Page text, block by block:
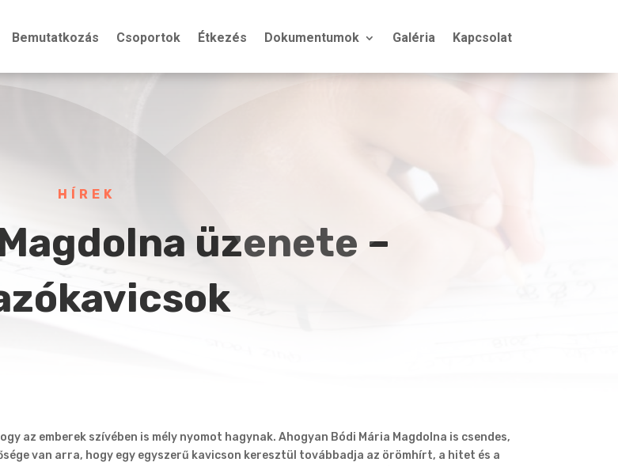
Bemutatkozás Csoportok Étkezés Dokumentumok Galéria Kapcsolat
HÍREK
üzenete –
az emberek szívében is mély nyomot hagynak. Ahogyan Bódi Mária Magdolna is csendes,
van arra, hogy egy egyszerű kavicson keresztül továbbadja az örömhírt, a hitet és a